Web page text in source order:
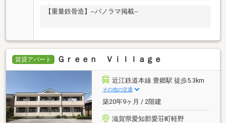
【重量鉄骨造】--パノラマ掲載--
賃貸アパート Ｇｒｅｅｎ Ｖｉｌｌａｇｅ
近江鉄道本線 豊郷駅 徒歩5.3km
その他の交通
築20年9ヶ月 / 2階建
滋賀県愛知郡愛荘町軽野